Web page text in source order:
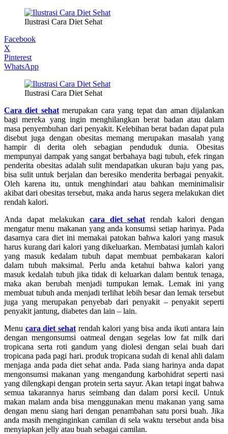
Ilustrasi Cara Diet Sehat
Facebook
X
Pinterest
WhatsApp
Ilustrasi Cara Diet Sehat
Cara diet sehat merupakan cara yang tepat dan aman dijalankan
bagi mereka yang ingin menghilangkan berat badan atau dalam
masa penyembuhan dari penyakit. Kelebihan berat badan dapat pula
disebut juga dengan obesitas memang merupakan masalah yang
hampir di derita oleh sebagian penduduk dunia. Obesitas
mempunyai dampak yang sangat berbahaya bagi tubuh, efek ringan
penderita obesitas adalah sulit mendapatkan ukuran baju yang pas,
bisa sulit untuk berjalan dan beresiko menderita berbagai penyakit.
Oleh karena itu, untuk menghindari atau bahkan meminimalisir
akibat dari obesitas tersebut, maka anda harus segera melakukan diet
rendah kalori.
Anda dapat melakukan cara diet sehat
rendah kalori dengan
mengatur menu makanan yang anda konsumsi setiap harinya. Pada
dasarnya cara diet ini memakai patokan bahwa kalori yang masuk
harus kurang dari kalori yang dikeluarkan. Membatasi jumlah kalori
yang masuk kedalam tubuh dapat membuat pembakaran kalori
dalam tubuh maksimal. Perlu anda ketahui bahwa kalori yang
masuk kedalah tubuh jika tidak di keluarkan dalam bentuk tenaga,
maka akan berubah menjadi tumpukan lemak. Lemak ini yang
membuat tubuh anda menjadi terlihat lebih besar dan lemak tersebut
juga yang merupakan penyebab dari penyakit – penyakit seperti
penyakit jantung, diabetes dan lain – lain.
Menu cara diet sehat rendah kalori yang bisa anda ikuti antara lain
dengan mengonsumsi oatmeal dengan segelas low fat milk dari
tropicana serta roti gandum yang diolesi dengan selai buah dari
tropicana pada pagi hari. produk tropicana sudah di kenal ahli dalam
menjaga anda pada diet sehat anda. Pada siang harinya anda dapat
mengonsumsi makanan yang mengandung karbohidrat seperti nasi
yang dilengkapi dengan protein serta sayur. Akan tetapi ingat bahwa
semua takarannya harus seimbang dan dalam porsi kecil. Untuk
makan malam anda bisa menggunakan menu makanan yang sama
dengan menu siang hari dengan penambahan satu porsi buah. Jika
anda masih menginginkan camilan di sela waktu tersebut anda bisa
menyiapkan jelly atau buah sebagai camilan.